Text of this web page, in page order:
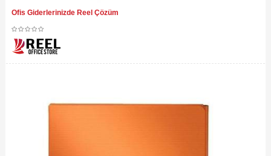
Ofis Giderlerinizde Reel Çözüm